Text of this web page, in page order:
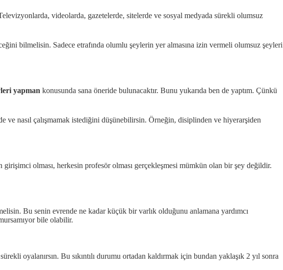
videolarda, gazetelerde, sitelerde ve sosyal medyada sürekli olumsuz
bilmelisin. Sadece etrafında olumlu şeylerin yer almasına izin vermeli olumsuz şeyleri
yapman konusunda sana öneride bulunacaktır. Bunu yukarıda ben de yaptım. Çünkü
nasıl çalışmamak istediğini düşünebilirsin. Örneğin, disiplinden ve hiyerarşiden
olması, herkesin profesör olması gerçekleşmesi mümkün olan bir şey değildir.
Bu senin evrende ne kadar küçük bir varlık olduğunu anlamana yardımcı
bile olabilir.
oyalanırsın. Bu sıkıntılı durumu ortadan kaldırmak için bundan yaklaşık 2 yıl sonra